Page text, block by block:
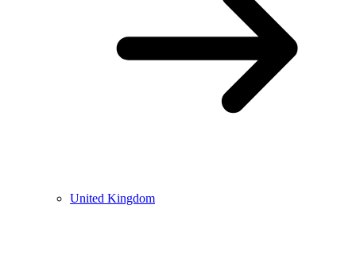
United Kingdom